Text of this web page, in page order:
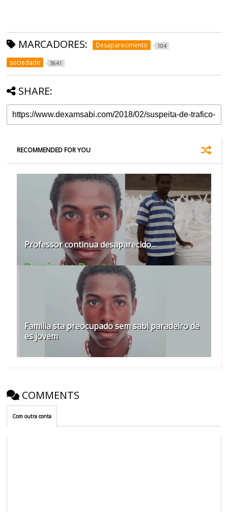
MARCADORES: Desaparecimento 104
sociedade 3641
SHARE:
RECOMMENDED FOR YOU
Professor continua desaparecido...
Familia sta preocupado sem sabi paradeiro de
es jovem
COMMENTS
Com outra conta